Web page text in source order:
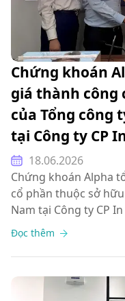
Chứng khoán
giá thành công
của Tổng công
tại Công ty CP
18.06.2026
Chứng khoán Alpha
cổ phần thuộc sở
Nam tại Công ty CP
Đọc thêm